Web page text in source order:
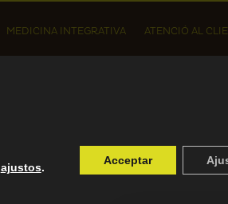
MEDICINA INTEGRATIVA ATENCIÓ AL
ajustos.
Acceptar